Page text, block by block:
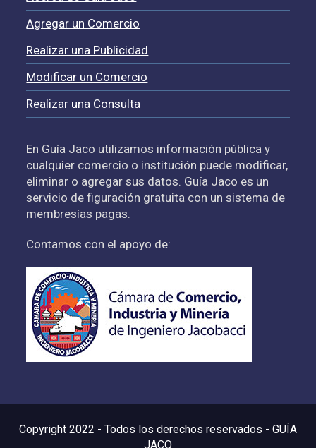
Agregar un Comercio
Realizar una Publicidad
Modificar un Comercio
Realizar una Consulta
En Guía Jaco utilizamos información pública y
cualquier comercio o institución puede modificar,
eliminar o agregar sus datos. Guía Jaco es un
servicio de figuración gratuita con un sistema de
membresías pagas.
Contamos con el apoyo de:
Copyright 2022 - Todos los derechos reservados - GUÍA
JACO